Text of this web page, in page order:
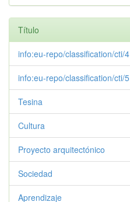
Título
info:eu-repo/classification/cti/4
info:eu-repo/classification/cti/5
Tesina
Cultura
Proyecto arquitectónico
Sociedad
Aprendizaje